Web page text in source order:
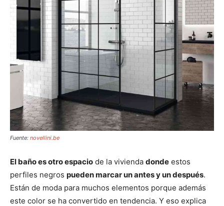
Fuente: novellini.be
El baño es otro espacio de la vivienda donde estos
perfiles negros pueden marcar un antes y un después.
Están de moda para muchos elementos porque además
este color se ha convertido en tendencia. Y eso explica